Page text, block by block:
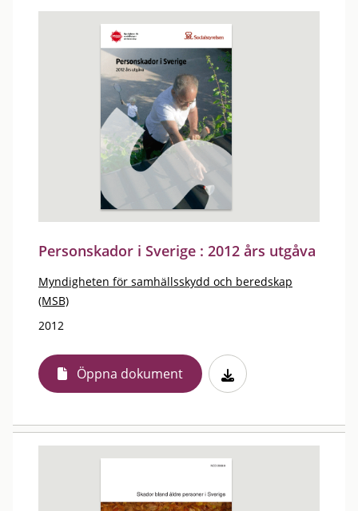
Personskador i Sverige : 2012 års utgåva
Myndigheten för samhällsskydd och beredskap
(MSB)
2012
Öppna dokument